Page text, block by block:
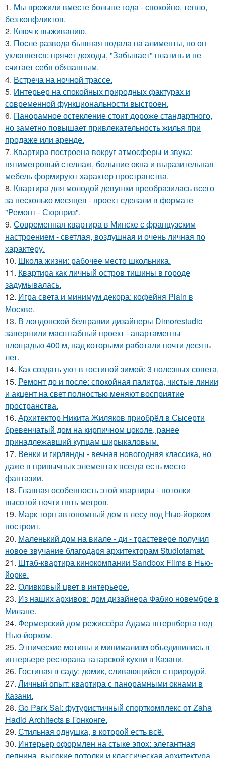
1. Мы прожили вместе больше года - спокойно, тепло,
без конфликтов.
2. Ключ к выживанию.
3. После развода бывшая подала на алименты, но он
уклоняется: прячет доходы, "Забывает" платить и не
считает себя обязанным.
4. Встреча на ночной трассе.
5. Интерьер на спокойных природных фактурах и
современной функциональности выстроен.
6. Панорамное остекление стоит дороже стандартного,
но заметно повышает привлекательность жилья при
продаже или аренде.
7. Квартира построена вокруг атмосферы и звука:
пятиметровый стеллаж, большие окна и выразительная
мебель формируют характер пространства.
8. Квартира для молодой девушки преобразилась всего
за несколько месяцев - проект сделали в формате
"Ремонт - Сюрприз".
9. Современная квартира в Минске с французским
настроением - светлая, воздушная и очень личная по
характеру.
10. Школа жизни: рабочее место школьника.
11. Квартира как личный остров тишины в городе
задумывалась.
12. Игра света и минимум декора: кофейня Plain в
Москве.
13. В лондонской белгравии дизайнеры Dimorestudio
завершили масштабный проект - апартаменты
площадью 400 м, над которыми работали почти десять
лет.
14. Как создать уют в гостиной зимой: 3 полезных совета.
15. Ремонт до и после: спокойная палитра, чистые линии
и акцент на свет полностью меняют восприятие
пространства.
16. Архитектор Никита Жиляков приобрёл в Сысерти
бревенчатый дом на кирпичном цоколе, ранее
принадлежавший купцам ширыкаловым.
17. Венки и гирлянды - вечная новогодняя классика, но
даже в привычных элементах всегда есть место
фантазии.
18. Главная особенность этой квартиры - потолки
высотой почти пять метров.
19. Марк торп автономный дом в лесу под Нью-йорком
построит.
20. Маленький дом на виале - ди - трастевере получил
новое звучание благодаря архитекторам Studiotamat.
21. Штаб-квартира кинокомпании Sandbox Films в Нью-
йорке.
22. Оливковый цвет в интерьере.
23. Из наших архивов: дом дизайнера Фабио новембре в
Милане.
24. Фермерский дом режиссёра Адама штернберга под
Нью-йорком.
25. Этнические мотивы и минимализм объединились в
интерьере ресторана татарской кухни в Казани.
26. Гостиная в саду: домик, сливающийся с природой.
27. Личный опыт: квартира с панорамными окнами в
Казани.
28. Go Park Sai: футуристичный спорткомплекс от Zaha
Hadid Architects в Гонконге.
29. Стильная однушка, в которой есть всё.
30. Интерьер оформлен на стыке эпох: элегантная
лепнина, высокие потолки и классическая архитектура